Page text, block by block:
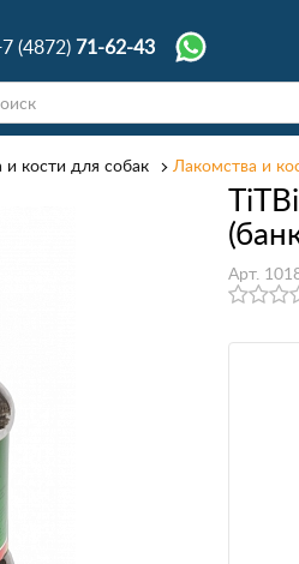
(4872) 71-62-43
и кости для собак Лакомства и
Арт.